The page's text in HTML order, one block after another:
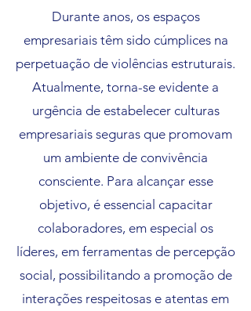
Durante anos, os espaços
empresariais têm sido cúmplices na
perpetuação de violências estruturais.
Atualmente, torna-se evidente a
urgência de estabelecer culturas
empresariais seguras que promovam
um ambiente de convivência
consciente. Para alcançar esse
objetivo, é essencial capacitar
colaboradores, em especial os
líderes, em ferramentas de percepção
social, possibilitando a promoção de
interações respeitosas e atentas em